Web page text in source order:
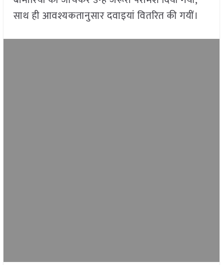
साथ ही आवश्यकतानुसार दवाइयां वितरित की गयीं।